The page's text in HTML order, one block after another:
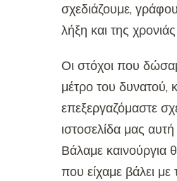
σχεδιάζουμε,
λήξη και της
Οι στόχοι που
μέτρο του δυνατού,
επεξεργαζόμαστε
ιστοσελίδα μας
Βάλαμε
που είχαμε βάλει